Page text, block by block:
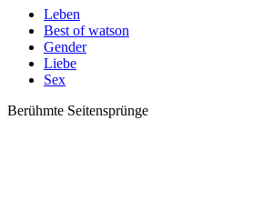
Leben
Best of watson
Gender
Liebe
Sex
Berühmte Seitensprünge